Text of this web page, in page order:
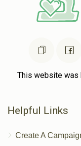
This website was
Helpful Links
Create A